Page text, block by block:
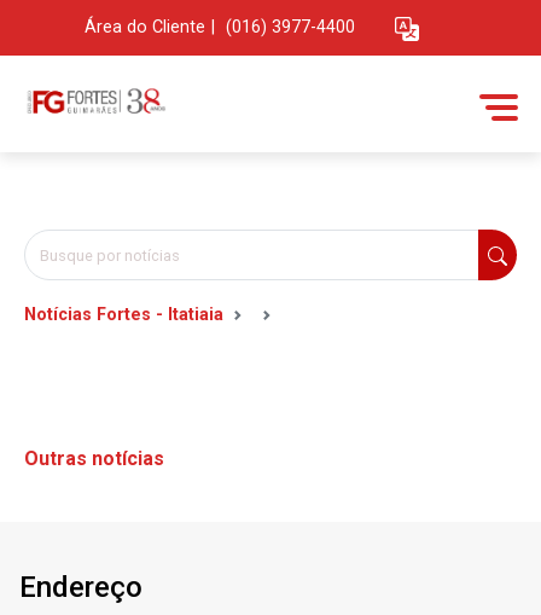
Área do Cliente (016) 3977-4400
Notícias Fortes - Itatiaia
Outras notícias
Endereço